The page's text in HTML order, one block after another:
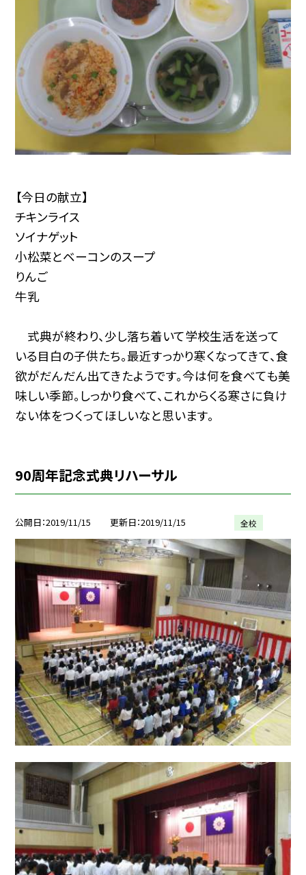
【今日の献立】
チキンライス
ソイナゲット
小松菜とベーコンのスープ
りんご
牛乳
式典が終わり、少し落ち着いて学校生活を送って
いる目白の子供たち。最近すっかり寒くなってきて、食
欲がだんだん出てきたようです。今は何を食べても美
味しい季節。しっかり食べて、これからくる寒さに負け
ない体をつくってほしいなと思います。
90周年記念式典リハーサル
公開日 2019/11/15 更新日 2019/11/15 全校